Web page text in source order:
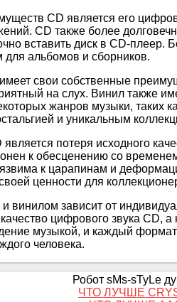
CD является его
CD также более
вставить диск в CD-
для альбомов и сборников.
свои собственные
на слух. Винил также
жанров музыки, таких
и уникальным
потеря исходного
к обесценению со
к царапинам и
ценности для
винилом зависит от
цифрового звука CD,
музыкой, и каждый
человека.
Робот sMs-sTyLe
ЧТО ЛУЧШЕ